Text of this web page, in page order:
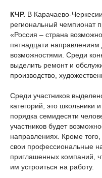
КЧР. В Карачаево-
региональный чемпионат
«Россия – страна
пятнадцати
возможностями. Среди
выделить ремонт и
производство,
Среди участников
категорий, это школьники
порядка семидесяти
участников будет
направлениях. Кроме
свои профессиональные
приглашенных компаний,
им устроиться на работу.